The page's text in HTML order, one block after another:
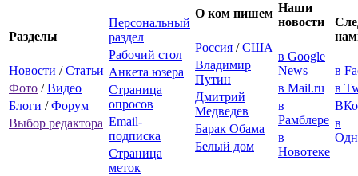
Разделы
Новости /Статьи
Фото /Видео
Блоги /Форум
Выбор редактора
Персональный
раздел
Рабочий стол
Анкета юзера
Страница
опросов
Email-
подписка
Страница
меток
О ком пишем
Россия /США
Владимир
Путин
Дмитрий
Медведев
Барак Обама
Белый дом
Наши
новости
в Google
News
в Mail.ru
в
Рамблере
в
Новотеке
в
в
в